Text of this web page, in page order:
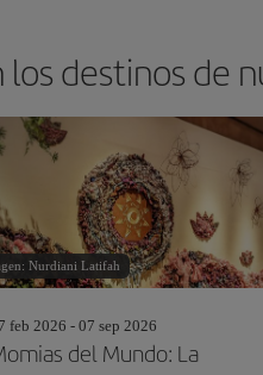
los destinos de
Nurdiani Latifah
feb 2026 - 07 sep 2026
del Mundo: La